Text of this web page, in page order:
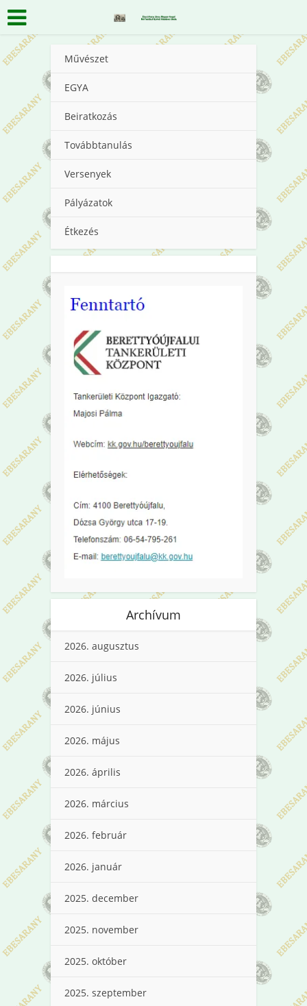
Művészet
EGYA
Beiratkozás
Továbbtanulás
Versenyek
Pályázatok
Étkezés
Archívum
2026. augusztus
2026. július
2026. június
2026. május
2026. április
2026. március
2026. február
2026. január
2025. december
2025. november
2025. október
2025. szeptember